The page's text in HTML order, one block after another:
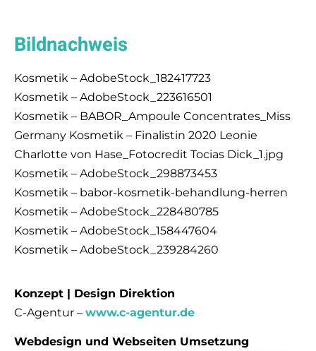
Bildnachweis
Kosmetik – AdobeStock_182417723
Kosmetik – AdobeStock_223616501
Kosmetik – BABOR_Ampoule Concentrates_Miss
Germany Kosmetik – Finalistin 2020 Leonie
Charlotte von Hase_Fotocredit Tocias Dick_1.jpg
Kosmetik – AdobeStock_298873453
Kosmetik – babor-kosmetik-behandlung-herren
Kosmetik – AdobeStock_228480785
Kosmetik – AdobeStock_158447604
Kosmetik – AdobeStock_239284260
Konzept | Design Direktion
C-Agentur – www.c-agentur.de
Webdesign und Webseiten Umsetzung
E-Rezept bequem in
unserer App einlösen!
Jetzt ausprobieren und Ihr Rezept mit
Gesundheitskarte einlösen.
APP LADEN